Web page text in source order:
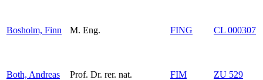
Bosholm, Finn M. Eng. FING CL 000307
Both, Andreas Prof. Dr. rer. nat. FIM ZU 529